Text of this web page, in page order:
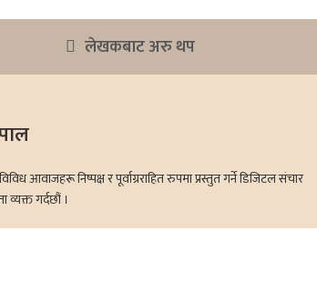
लेखकबाट अरु थप
आवाजहरू निष्पक्ष र पूर्वाग्रराहित रुपमा प्रस्तुत गर्ने डिजिटल संचार
गर्दछौं ।